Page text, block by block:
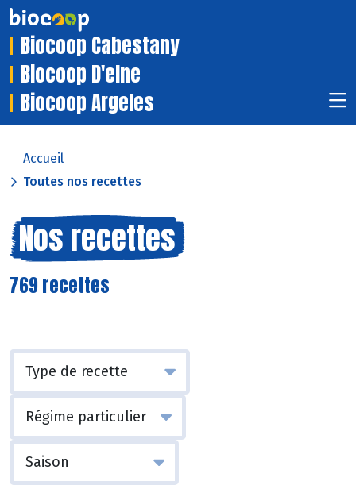
Biocoop Cabestany
Biocoop D'elne
Biocoop Argeles
Accueil
Toutes nos recettes
Nos recettes
769 recettes